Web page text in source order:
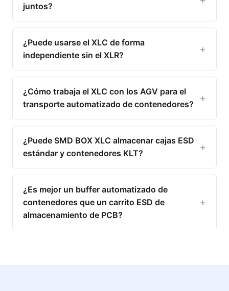
juntos?
¿Puede usarse el XLC de forma
independiente sin el XLR?
¿Cómo trabaja el XLC con los AGV para el
transporte automatizado de contenedores?
¿Puede SMD BOX XLC almacenar cajas ESD
estándar y contenedores KLT?
¿Es mejor un buffer automatizado de
contenedores que un carrito ESD de
almacenamiento de PCB?